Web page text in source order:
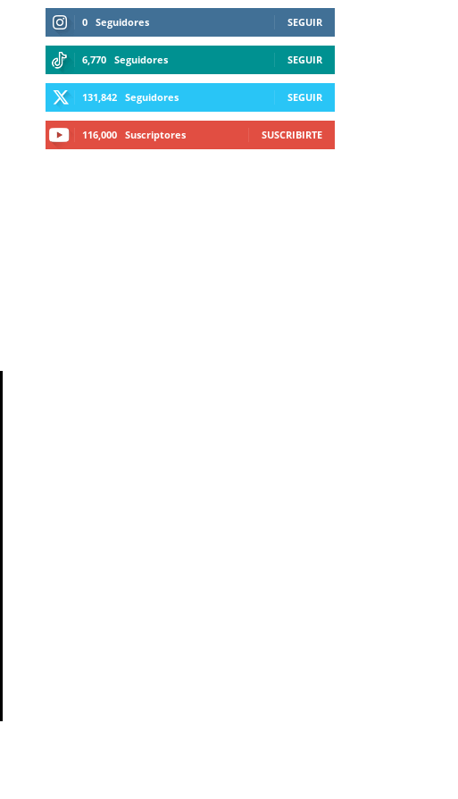
0 Seguidores SEGUIR
6,770 Seguidores SEGUIR
131,842 Seguidores SEGUIR
116,000 Suscriptores SUSCRIBIRTE